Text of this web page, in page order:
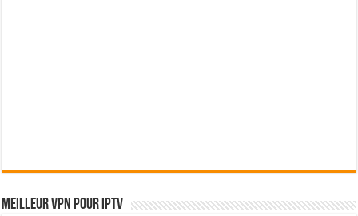
Meilleur VPN pour IPTV